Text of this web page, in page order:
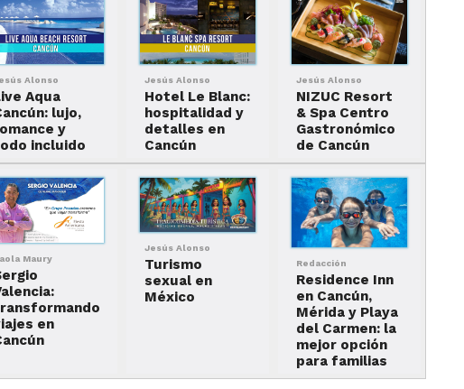
Alonso
Aqua
lujo,
y
incluido
Jesús Alonso
Hotel Le Blanc:
hospitalidad y
detalles en
Cancún
Jesús Alonso
NIZUC Resort
& Spa Centro
Gastronómico
de Cancún
Maury
en
Jesús Alonso
Turismo
sexual en
México
Redacción
Residence Inn
en Cancún,
Mérida y Playa
del Carmen: la
mejor opción
para familias